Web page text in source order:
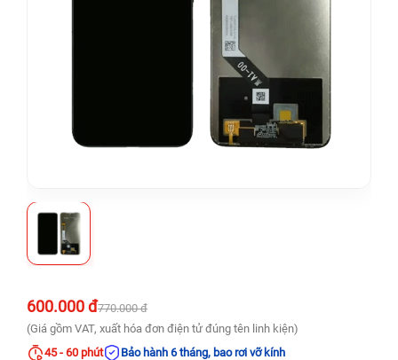
600.000 đ770.000 đ
(Giá gồm VAT, xuất hóa đơn điện tử đúng tên linh kiện)
45 - 60 phút
Bảo hành 6 tháng, bao rơi vỡ kính